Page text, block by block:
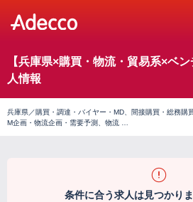
【兵庫県×購買・物流・貿易系×ベ
人情報
兵庫県／購買・調達・バイヤー・MD、間接購買・総務購
M企画・物流企画・需要予測、物流 …
条件に合う求人は見つかりま